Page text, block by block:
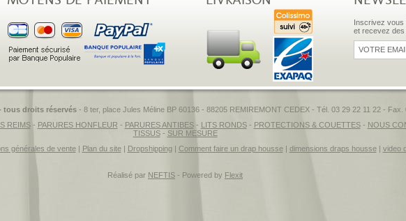
Inscrivez vous
et recevez
tous droits réservés - 8 ter, place Jules Méline BP 60136 - 88205 REMIREMONT CEDEX - Tél. 03 29 22 11 22 - Fax.
REIMS- PARURES HONFLEUR - PARURES ANTIBES- LITS RONDS- PROTECTIONS & COUETTES- NOUS
TISSUS- SUR MESURE
générales de vente| Plan du site| Dropshipping| Comment faire un drap housse| dimensions draps housse| video
Réalisé par NEFTIS - Powered by Flexit